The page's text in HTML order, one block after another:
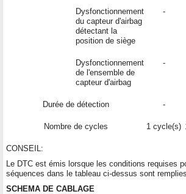
Dysfonctionnement
du capteur d'airbag
détectant la
position de siège
-
Dysfonctionnement
de l'ensemble de
capteur d'airbag
-
Durée de détection -
Nombre de cycles 1 cycle(s)
CONSEIL:
Le DTC est émis lorsque les conditions requises
séquences dans le tableau ci-dessus sont remplies.
SCHEMA DE CABLAGE